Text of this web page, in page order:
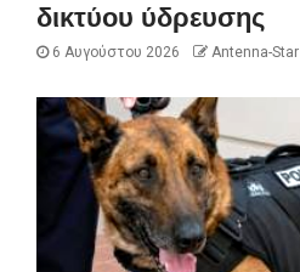
δικτύου ύδρευσης
6 Αυγούστου 2026 Antenna-Star